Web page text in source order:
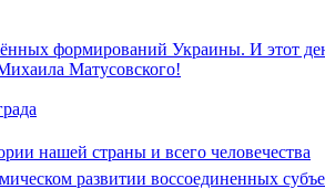
формирований Украины. И этот
Матусовского!
нашей страны и всего человечества
развитии воссоединенных